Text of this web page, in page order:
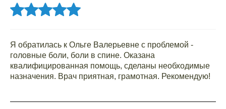
Я обратилась к Ольге Валерьевне с проблемой -
головные боли, боли в спине. Оказана
квалифицированная помощь, сделаны необходимые
назначения. Врач приятная, грамотная. Рекомендую!